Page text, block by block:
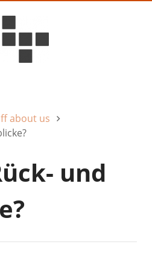
about us
und